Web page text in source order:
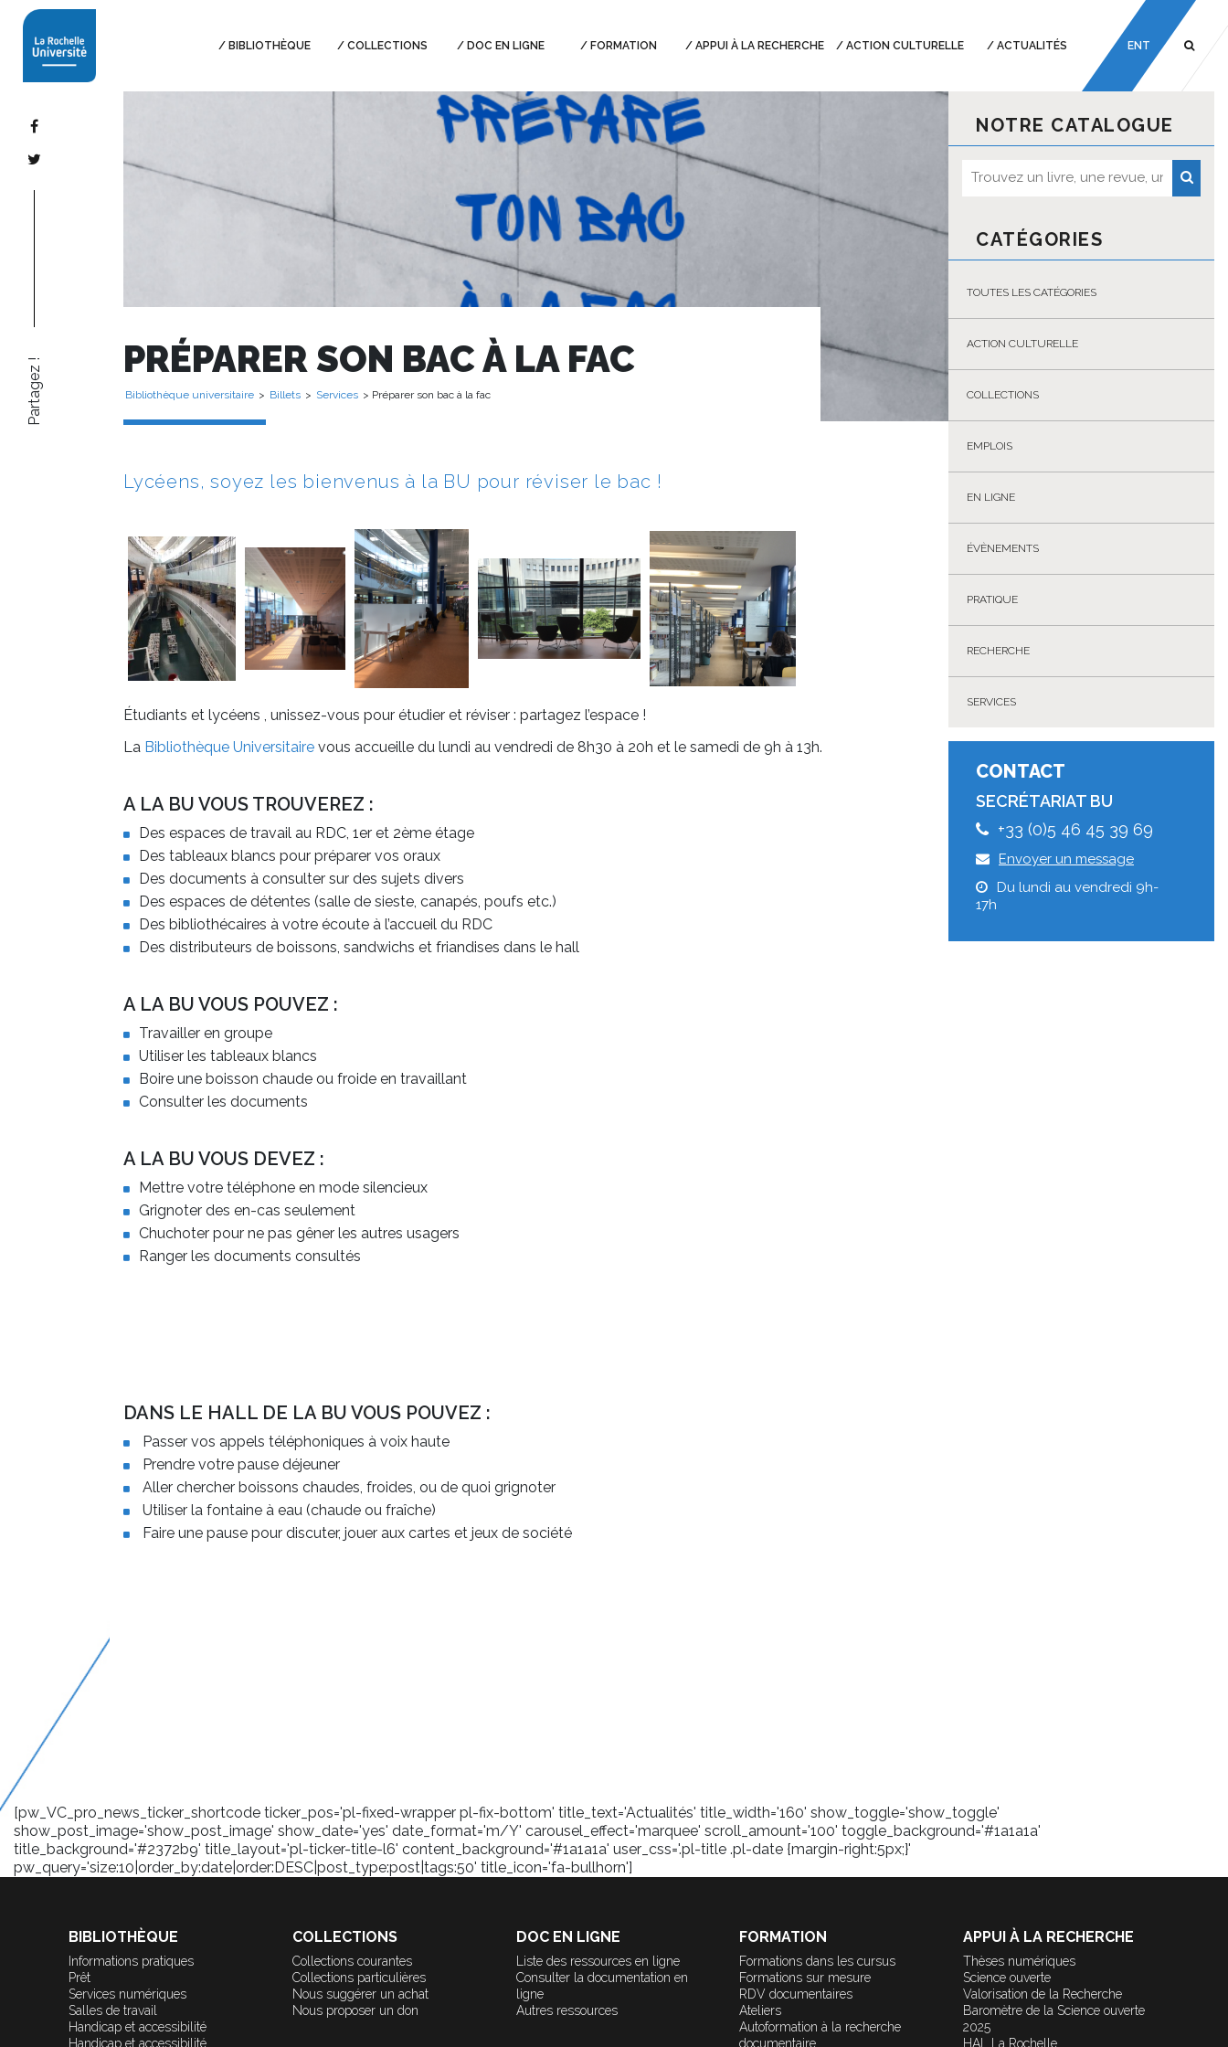
BIBLIOTHÈQUE COLLECTIONS DOC EN LIGNE FORMATION APPUI À LA RECHERCHE ACTION CULTURELLE ACTUALITÉS ENT
Partagez ! PRÉPARER SON BAC À LA FAC
Bibliothèque universitaire > Billets > Services > Préparer son bac à la fac
Lycéens, soyez les bienvenus à la BU pour réviser le bac !
Étudiants et lycéens , unissez-vous pour étudier et réviser : partagez l’espace !
La Bibliothèque Universitaire vous accueille du lundi au vendredi de 8h30 à 20h et le samedi de 9h à 13h.
A LA BU VOUS TROUVEREZ :
Des espaces de travail au RDC, 1er et 2ème étage
Des tableaux blancs pour préparer vos oraux
Des documents à consulter sur des sujets divers
Des espaces de détentes (salle de sieste, canapés, poufs etc.)
Des bibliothécaires à votre écoute à l’accueil du RDC
Des distributeurs de boissons, sandwichs et friandises dans le hall
A LA BU VOUS POUVEZ :
Travailler en groupe
Utiliser les tableaux blancs
Boire une boisson chaude ou froide en travaillant
Consulter les documents
A LA BU VOUS DEVEZ :
Mettre votre téléphone en mode silencieux
Grignoter des en-cas seulement
Chuchoter pour ne pas gêner les autres usagers
Ranger les documents consultés
DANS LE HALL DE LA BU VOUS POUVEZ :
Passer vos appels téléphoniques à voix haute
Prendre votre pause déjeuner
Aller chercher boissons chaudes, froides, ou de quoi grignoter
Utiliser la fontaine à eau (chaude ou fraîche)
Faire une pause pour discuter, jouer aux cartes et jeux de société
NOTRE CATALOGUE
CATÉGORIES
TOUTES LES CATÉGORIES
ACTION CULTURELLE
COLLECTIONS
EMPLOIS
EN LIGNE
ÉVÈNEMENTS
PRATIQUE
RECHERCHE
SERVICES
CONTACT
SECRÉTARIAT BU
+33 (0)5 46 45 39 69
Envoyer un message
Du lundi au vendredi 9h-
17h
[pw_VC_pro_news_ticker_shortcode ticker_pos='pl-fixed-wrapper pl-fix-bottom' title_text='Actualités' title_width='160' show_toggle='show_toggle'
show_post_image='show_post_image' show_date='yes' date_format='m/Y' carousel_effect='marquee' scroll_amount='100' toggle_background='#1a1a1a'
title_background='#2372b9' title_layout='pl-ticker-title-l6' content_background='#1a1a1a' user_css='.pl-title .pl-date {margin-right:5px;}'
pw_query='size:10|order_by:date|order:DESC|post_type:post|tags:50' title_icon='fa-bullhorn']
BIBLIOTHÈQUE
Informations pratiques
Prêt
Services numériques
Salles de travail
Handicap et accessibilité
Handicap et accessibilité
COLLECTIONS
Collections courantes
Collections particulières
Nous suggérer un achat
Nous proposer un don
DOC EN LIGNE
Liste des ressources en ligne
Consulter la documentation en
ligne
Autres ressources
FORMATION
Formations dans les cursus
Formations sur mesure
RDV documentaires
Ateliers
Autoformation à la recherche
documentaire
APPUI À LA RECHERCHE
Thèses numériques
Science ouverte
Valorisation de la Recherche
Baromètre de la Science ouverte
2025
HAL La Rochelle